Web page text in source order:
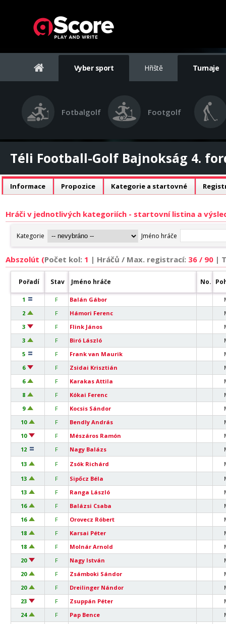
Vyber sport Hřiště Turnaje
Fotbalgolf Footgolf
Téli Football-Golf Bajnokság 4.
Informace Propozice Kategorie a startovné
Hráči v jednotlivých kategoriích - startovní listina a
Abszolút (Počet kol: 1 | Hráčů / Max. registrací: 36 / 90 |
Pořadí Stav Jméno hráče No.
1 F Balán Gábor
2
F Hámori Ferenc
3
F Flink János
3
F Biró László
5
F Frank van Maurik
6
F Zsidai Krisztián
6
F Karakas Attila
8
F Kókai Ferenc
9
F Kocsis Sándor
10
F Bendly András
10
F Mészáros Ramón
12
F Nagy Balázs
13
F Zsók Richárd
13
F Sipőcz Béla
13
F Ranga László
16
F Balázsi Csaba
16
F Orovecz Róbert
18
F Karsai Péter
18
F Molnár Arnold
20
F Nagy István
20
F Zsámboki Sándor
20
F Dreilinger Nándor
23
F Zsuppán Péter
24
F Pap Bence